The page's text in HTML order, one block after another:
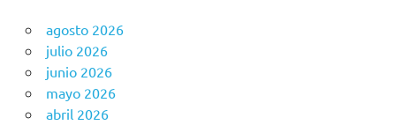
agosto 2026
julio 2026
junio 2026
mayo 2026
abril 2026